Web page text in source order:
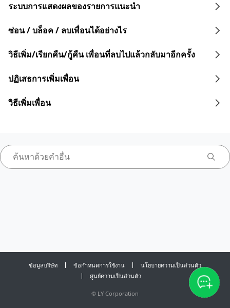
ระบบการแสดงผลของรายการแนะนำ
ซ่อน / บล็อค / ลบเพื่อนได้อย่างไร
วิธีเพิ่ม/เรียกคืน/กู้คืน เพื่อนที่ลบไปแล้วกลับมาอีกครั้ง
ปฏิเสธการเพิ่มเพื่อน
วิธีเพิ่มเพื่อน
ข้อมูลบริษัท ข้อกำหนดการใช้งาน
นโยบายความเป็นส่วนตัว
ศูนย์ความเป็นส่วนตัว
© LY Corporation